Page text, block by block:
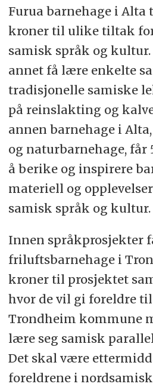
Furua barnehage i Alta
kroner til ulike tiltak
samisk språk og
annet få lære enkelte
tradisjonelle samiske
på reinslakting og
annen barnehage i
og naturbarnehage, får
å berike og inspirere
materiell og
samisk språk og kultur.
Innen språkprosjekter
friluftsbarnehage i
kroner til prosjektet
hvor de vil gi foreldre
Trondheim kommune
lære seg samisk
Det skal være
foreldrene i